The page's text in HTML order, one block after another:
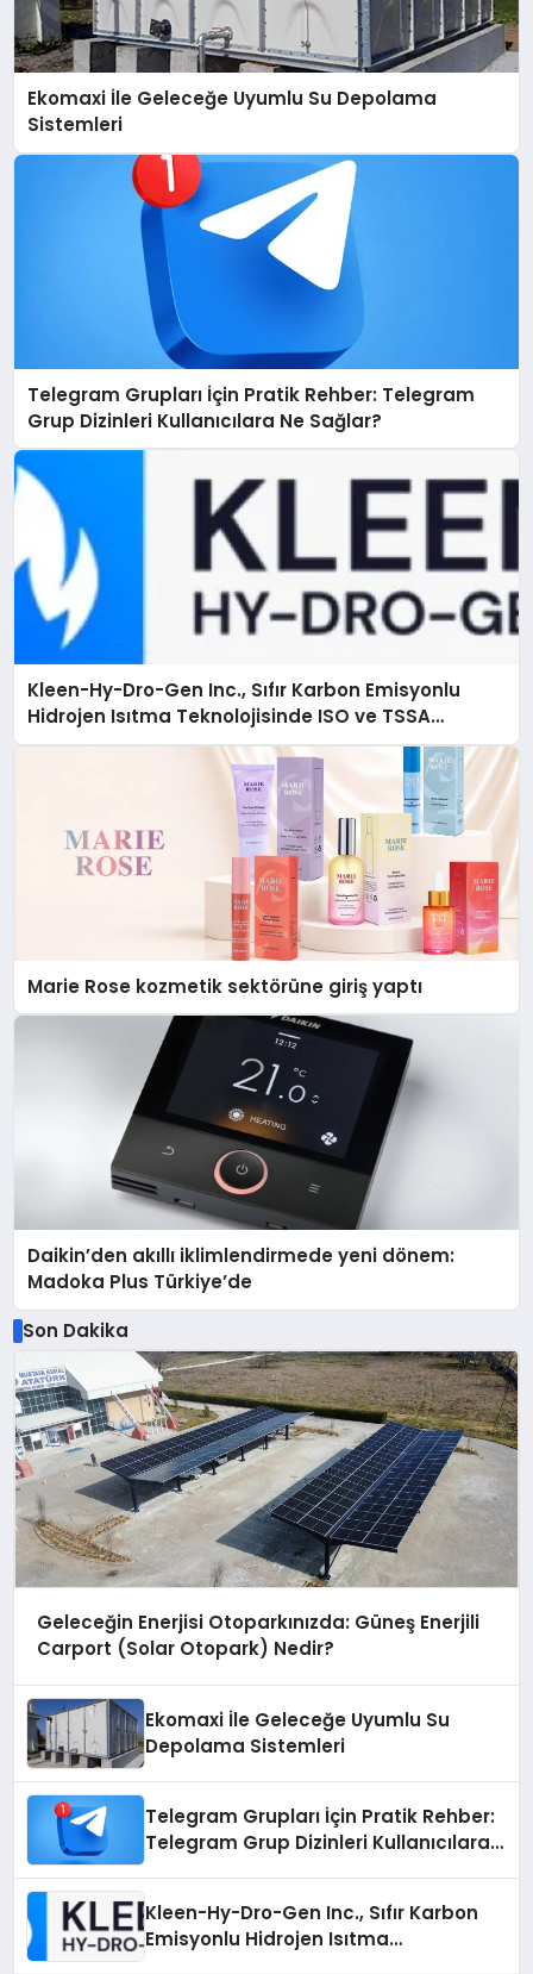
Ekomaxi İle Geleceğe Uyumlu Su Depolama
Sistemleri
Telegram Grupları İçin Pratik Rehber: Telegram
Grup Dizinleri Kullanıcılara Ne Sağlar?
Kleen-Hy-Dro-Gen Inc., Sıfır Karbon Emisyonlu
Hidrojen Isıtma Teknolojisinde ISO ve TSSA
Düzenleyici Onaylarını Aldı
Marie Rose kozmetik sektörüne giriş yaptı
Daikin’den akıllı iklimlendirmede yeni dönem:
Madoka Plus Türkiye’de
Son Dakika
Geleceğin Enerjisi Otoparkınızda: Güneş Enerjili
Carport (Solar Otopark) Nedir?
Ekomaxi İle Geleceğe Uyumlu Su
Depolama Sistemleri
Telegram Grupları İçin Pratik Rehber:
Telegram Grup Dizinleri Kullanıcılara
Kleen-Hy-Dro-Gen Inc., Sıfır Karbon
Emisyonlu Hidrojen Isıtma